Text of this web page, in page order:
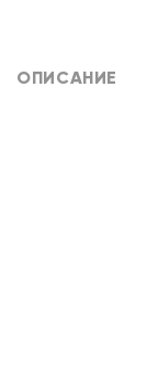
ОПИСАНИЕ